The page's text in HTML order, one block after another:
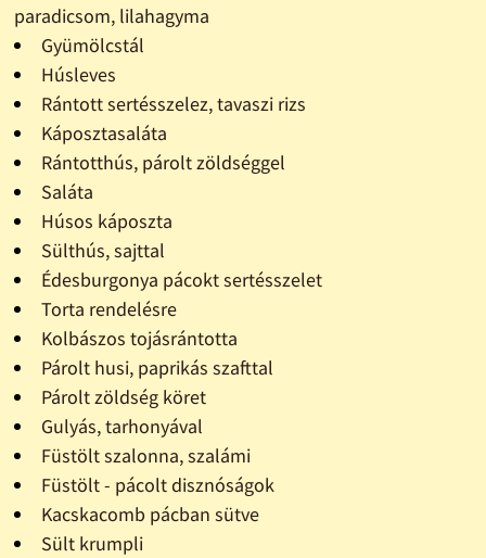
paradicsom, lilahagyma
Gyümölcstál
Húsleves
Rántott sertésszelez, tavaszi rizs
Káposztasaláta
Rántotthús, párolt zöldséggel
Saláta
Húsos káposzta
Sülthús, sajttal
Édesburgonya pácokt sertésszelet
Torta rendelésre
Kolbászos tojásrántotta
Párolt husi, paprikás szafttal
Párolt zöldség köret
Gulyás, tarhonyával
Füstölt szalonna, szalámi
Füstölt - pácolt disznóságok
Kacskacomb pácban sütve
Sült krumpli